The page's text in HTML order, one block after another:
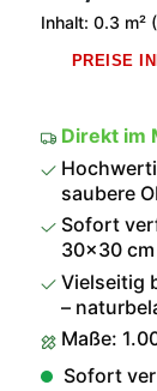
Inhalt: 0.3 m²
PREISE
Direkt im
saubere
Sofort
30×30
Vielseitig
–
Maße:
Sofort